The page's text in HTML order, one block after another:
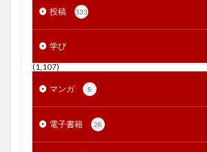
投稿 333
学び
(1,107)
マンガ 8
電子書籍 28